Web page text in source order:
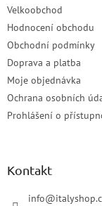
Velkoobchod
Hodnocení obchodu
Obchodní podmínky
Doprava a platba
Moje objednávka
Ochrana osobních
Prohlášení o
Kontakt
info@